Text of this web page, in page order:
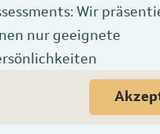
Wir
nur geeignete